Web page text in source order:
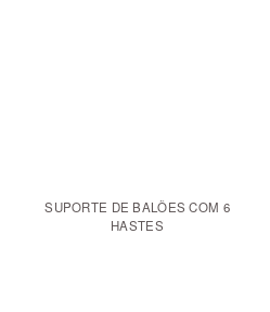
SUPORTE DE BALÕES COM 6
HASTES